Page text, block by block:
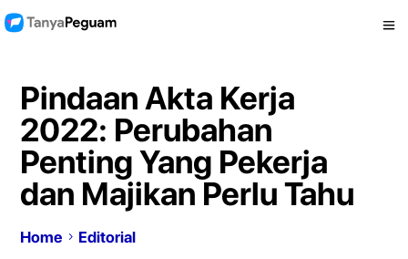
Pindaan Akta Kerja
2022: Perubahan
Penting Yang Pekerja
dan Majikan Perlu Tahu
Home Editorial